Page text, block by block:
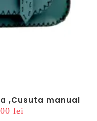
,Cusuta manual
lei